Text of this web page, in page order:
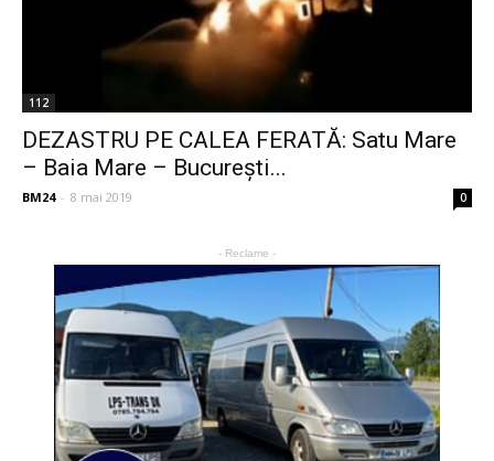
112
DEZASTRU PE CALEA FERATĂ: Satu Mare
– Baia Mare – București...
BM24 - 8 mai 2019 0
- Reclame -